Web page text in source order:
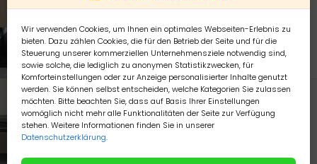
Wir verwenden Cookies, um Ihnen ein optimales Webseiten-Erlebnis zu
bieten. Dazu zählen Cookies, die für den Betrieb der Seite und für die
Steuerung unserer kommerziellen Unternehmensziele notwendig sind,
sowie solche, die lediglich zu anonymen Statistikzwecken, für
Komforteinstellungen oder zur Anzeige personalisierter Inhalte genutzt
werden. Sie können selbst entscheiden, welche Kategorien Sie zulassen
möchten. Bitte beachten Sie, dass auf Basis Ihrer Einstellungen
womöglich nicht mehr alle Funktionalitäten der Seite zur Verfügung
stehen. Weitere Informationen finden Sie in unserer
Datenschutzerklärung.
160,00 €
57072 Westfalen
75,00 €